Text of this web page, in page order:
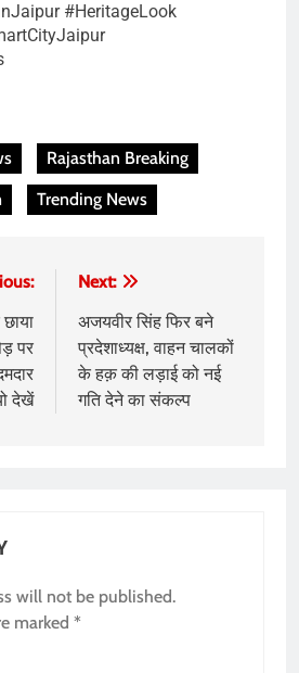
#HeritageLook
Rajasthan Breaking
Trending News
पर
देखें
Next:
अजयवीर सिंह फिर बने
प्रदेशाध्यक्ष, वाहन चालकों
के हक़ की लड़ाई को नई
गति देने का संकल्प
will not be published.
marked *